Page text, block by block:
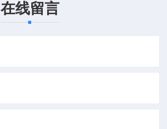
在线留言